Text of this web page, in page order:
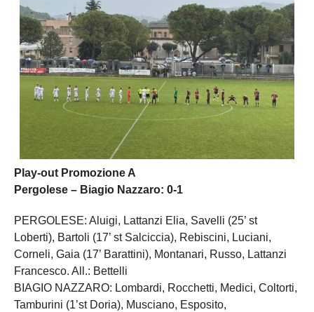
Play-out Promozione A
Pergolese – Biagio Nazzaro: 0-1
PERGOLESE: Aluigi, Lattanzi Elia, Savelli (25’ st
Loberti), Bartoli (17’ st Salciccia), Rebiscini, Luciani,
Corneli, Gaia (17’ Barattini), Montanari, Russo, Lattanzi
Francesco. All.: Bettelli
BIAGIO NAZZARO: Lombardi, Rocchetti, Medici, Coltorti,
Tamburini (1’st Doria), Musciano, Esposito,